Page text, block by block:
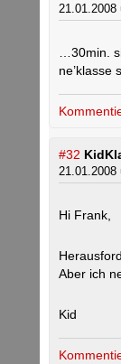
21.01.2008
…30min.
ne’klasse
#32
21.01.2008
Hi Frank,
Aber ich
Kid